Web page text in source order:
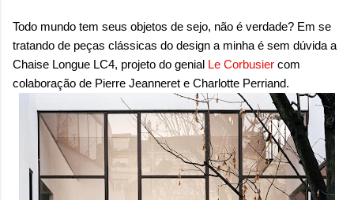
Patrícia Galvão em parceria com o Instituto
Locomotiva, divulgada em setembro de 2024,
mostrou um dado alarmante: que 97% das
brasileiras sentem medo de sofrer violência
quando se deslocam pela cidade. A mesma
pesquisa aponta que 71% das mulheres já
sofreram algum tipo de violência durante seus
deslocamentos urbanos. Entre mulheres negras
e LBT, os índices sobem ainda mais. Isso não é
sensação isolada. Se per...
Todo mundo tem seus objetos de sejo, não é verdade? Em se
tratando de peças clássicas do design a minha é sem dúvida a
Chaise Longue LC4, projeto do genial Le Corbusier com
colaboração de Pierre Jeanneret e Charlotte Perriand.